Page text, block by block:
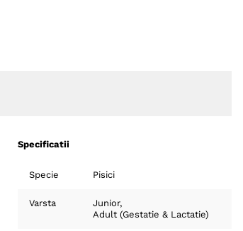
Specificatii
Specie Pisici
Varsta
Junior
Adult (Gestatie & Lactatie)